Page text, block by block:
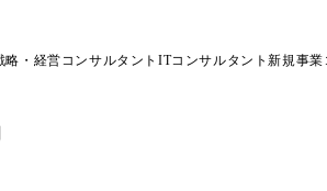
略・経営コンサルタントITコンサルタント新規事業